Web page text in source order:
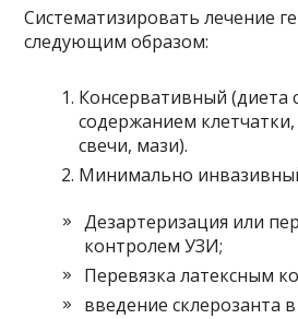
Систематизировать лечение
следующим образом:
Консервативный (диета
содержанием
свечи, мази).
Минимально
Дезартеризация или
контролем УЗИ;
Перевязка латексным
введение склерозанта в